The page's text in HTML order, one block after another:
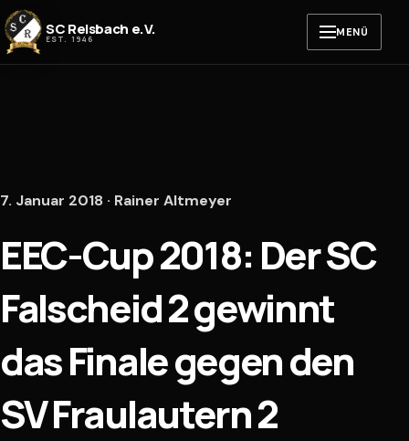
Zum Inhalt springen
SC Reisbach e.V.
EST. 1946 MENÜ
7. Januar 2018 · Rainer Altmeyer
EEC-Cup 2018: Der SC
Falscheid 2 gewinnt
das Finale gegen den
SV Fraulautern 2